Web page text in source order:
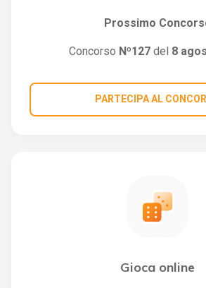
Prossimo
Concorso Nº127del 8
PARTECIPA AL
Gioca online